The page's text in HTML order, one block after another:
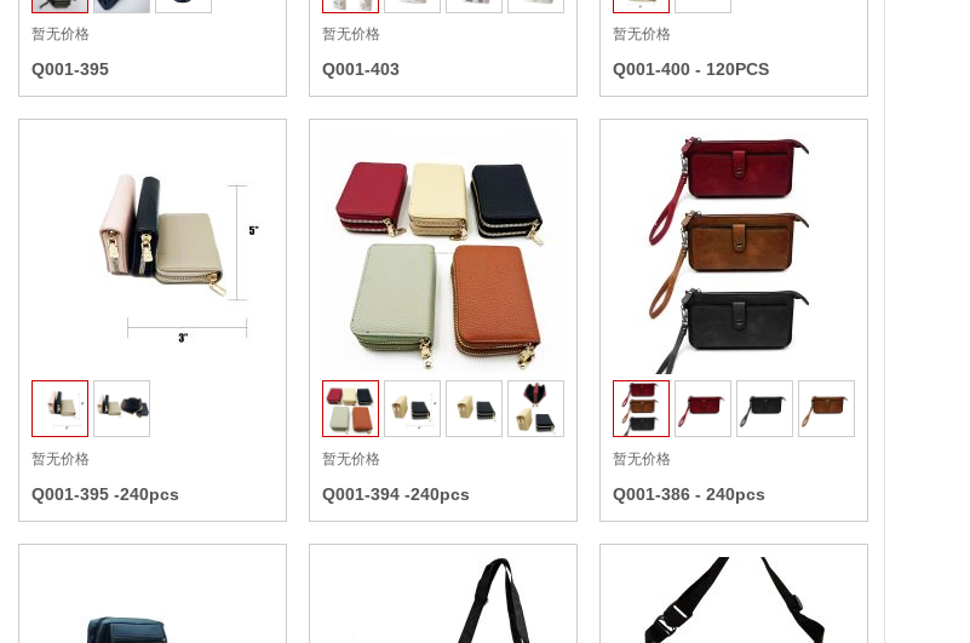
暂无价格
Q001-395
暂无价格
Q001-403
暂无价格
Q001-400 - 120PCS
收藏
暂无价格
Q001-395 -240pcs
暂无价格
Q001-394 -240pcs
暂无价格
Q001-386 - 240pcs